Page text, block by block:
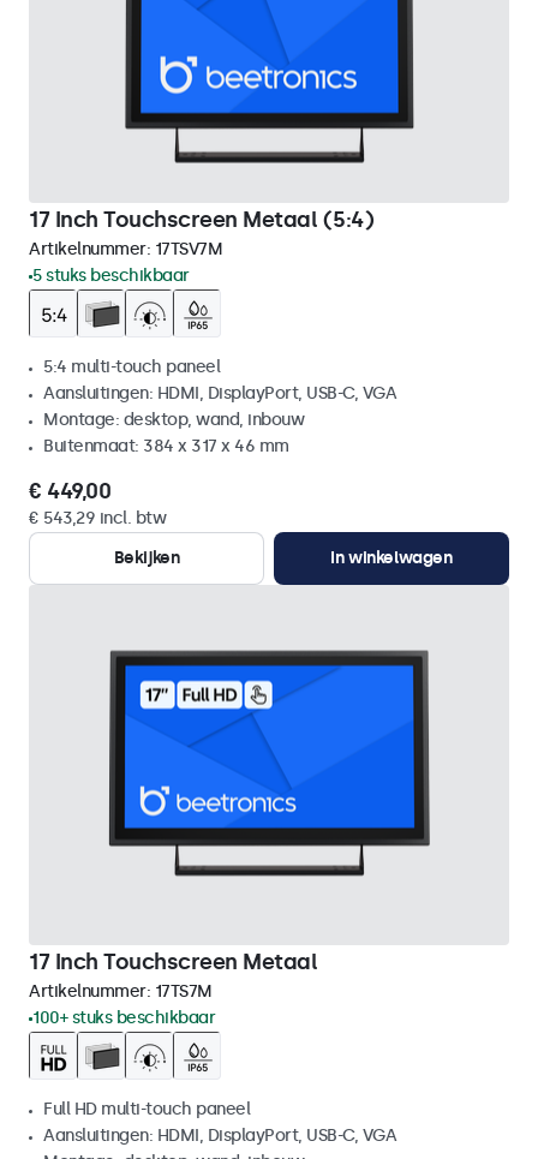
17 Inch Touchscreen Metaal (5:4)
Artikelnummer: 17TSV7M
5 stuks beschikbaar
5:4 multi-touch paneel
Aansluitingen: HDMI, DisplayPort, USB-C, VGA
Montage: desktop, wand, inbouw
Buitenmaat: 384 x 317 x 46 mm
€ 449,00
€ 543,29 incl. btw
Bekijken
In winkelwagen
17 Inch Touchscreen Metaal
Artikelnummer: 17TS7M
100+ stuks beschikbaar
Full HD multi-touch paneel
Aansluitingen: HDMI, DisplayPort, USB-C, VGA